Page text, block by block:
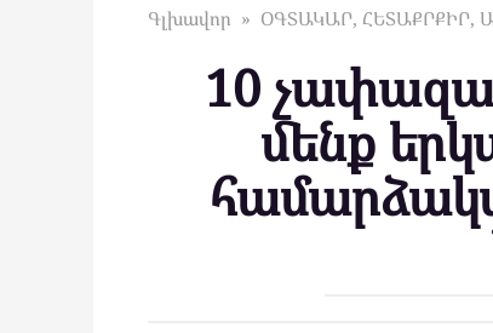
Գլխավոր » ՕԳՏԱԿԱՐ, ՀԵՏԱՔՐՔԻՐ,
10
մենք